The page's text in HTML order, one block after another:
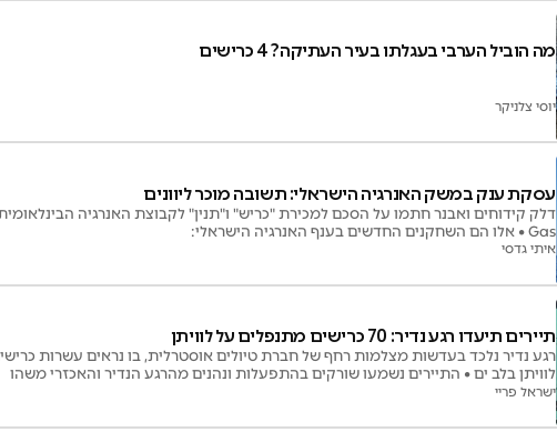
מה הוביל הערבי בעגלתו בעיר העתיקה? 4 כרישים
יוסי צלניקר
עסקת ענק במשק האנרגיה הישראלי: תשובה מוכר ליוונים
Gas‏ • אלו הם השחקנים החדשים בענף האנרגיה הישראלי:
איתי גדסי
תיירים תיעדו רגע נדיר: 70 כרישים מתנפלים על לוויתן
רגע נדיר נלכד בעדשות מצלמות רחף של חברת טיולים אוסטרלית, בו נראים עשרות
לוויתן בלב ים • התיירים נשמעו שורקים בהתפעלות ונהנים מהרגע הנדיר והאכזרי משהו
ישראל פריי